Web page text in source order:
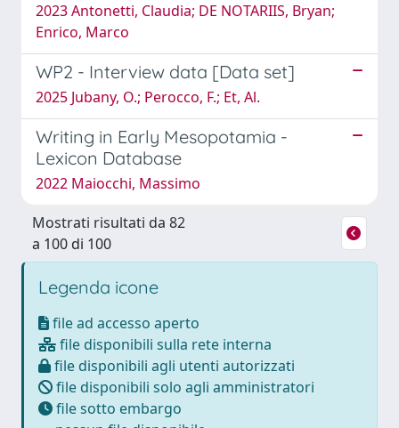
2023 Antonetti, Claudia; DE NOTARIIS, Bryan;
Enrico, Marco
WP2 - Interview data [Data set]
2025 Jubany, O.; Perocco, F.; Et, Al.
Writing in Early Mesopotamia -
Lexicon Database
2022 Maiocchi, Massimo
Mostrati risultati da 82
a 100 di 100
Legenda icone
file ad accesso aperto
file disponibili sulla rete interna
file disponibili agli utenti autorizzati
file disponibili solo agli amministratori
file sotto embargo